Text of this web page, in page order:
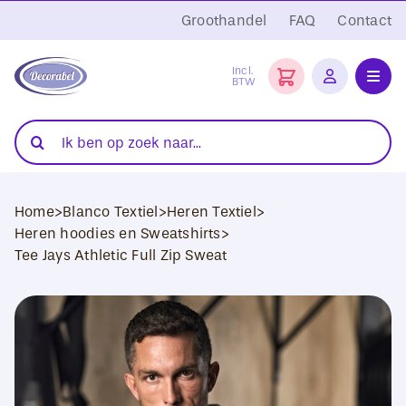
naar
inhoud
Groothandel FAQ Contact
Incl.
BTW
Folies
Transferpersen
Sublimatie
Blanco Textiel
Hobby Artikelen
DTF Transfers
Zoeken
naar:
Home>Blanco Textiel>Heren Textiel>
Heren hoodies en Sweatshirts>
Tee Jays Athletic Full Zip Sweat